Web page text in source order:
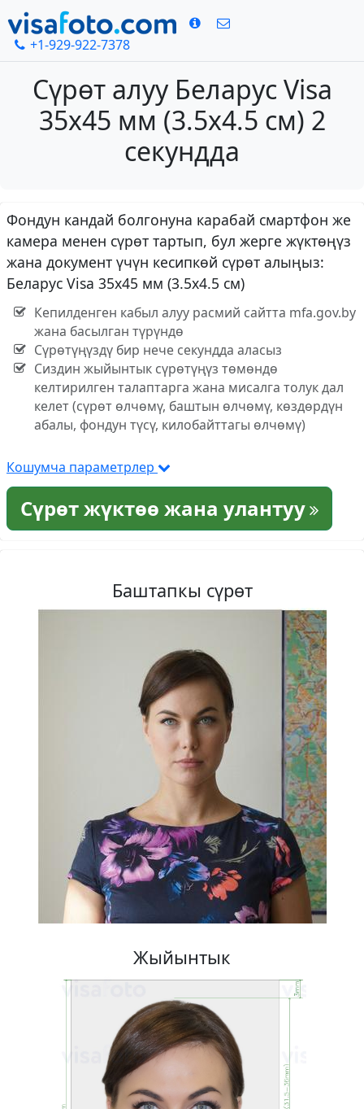
+1-929-922-7378
Сүрөт алуу Беларус Visa
35x45 мм (3.5x4.5 см) 2
секундда
Фондун кандай болгонуна карабай смартфон же
камера менен сүрөт тартып, бул жерге жүктөңүз
жана документ үчүн кесипкөй сүрөт алыңыз:
Беларус Visa 35x45 мм (3.5x4.5 см)
Кепилденген кабыл алуу расмий сайтта mfa.gov.by
жана басылган түрүндө
Сүрөтүңүздү бир нече секундда аласыз
Сиздин жыйынтык сүрөтүңүз төмөндө
келтирилген талаптарга жана мисалга толук дал
келет (сүрөт өлчөмү, баштын өлчөмү, көздөрдүн
абалы, фондун түсү, килобайттагы өлчөмү)
Кошумча параметрлер
Сүрөт жүктөө жана улантуу
Баштапкы сүрөт
Жыйынтык